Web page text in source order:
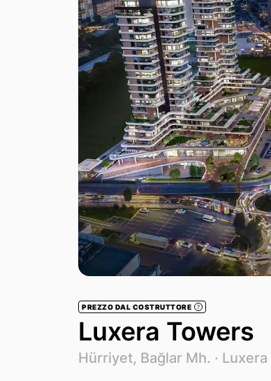
PREZZO DAL COSTRUTTORE ?
Luxera Towers
Hürriyet, Bağlar Mh. · Luxera